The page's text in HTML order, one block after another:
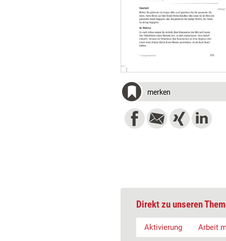
merken
Direkt zu unseren
Aktivierung Arbeit